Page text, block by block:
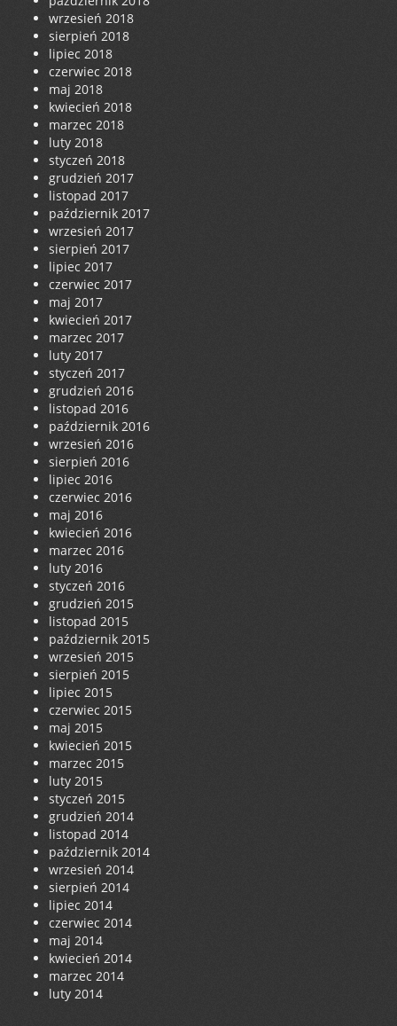
wrzesień 2018
sierpień 2018
lipiec 2018
czerwiec 2018
maj 2018
kwiecień 2018
marzec 2018
luty 2018
styczeń 2018
grudzień 2017
listopad 2017
październik 2017
wrzesień 2017
sierpień 2017
lipiec 2017
czerwiec 2017
maj 2017
kwiecień 2017
marzec 2017
luty 2017
styczeń 2017
grudzień 2016
listopad 2016
październik 2016
wrzesień 2016
sierpień 2016
lipiec 2016
czerwiec 2016
maj 2016
kwiecień 2016
marzec 2016
luty 2016
styczeń 2016
grudzień 2015
listopad 2015
październik 2015
wrzesień 2015
sierpień 2015
lipiec 2015
czerwiec 2015
maj 2015
kwiecień 2015
marzec 2015
luty 2015
styczeń 2015
grudzień 2014
listopad 2014
październik 2014
wrzesień 2014
sierpień 2014
lipiec 2014
czerwiec 2014
maj 2014
kwiecień 2014
marzec 2014
luty 2014